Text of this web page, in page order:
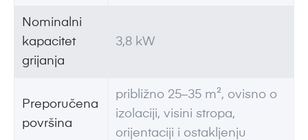
Nominalni
kapacitet
grijanja
3,8 kW
Preporučena
površina
približno 25–35 m², ovisno o
izolaciji, visini stropa,
orijentaciji i ostakljenju